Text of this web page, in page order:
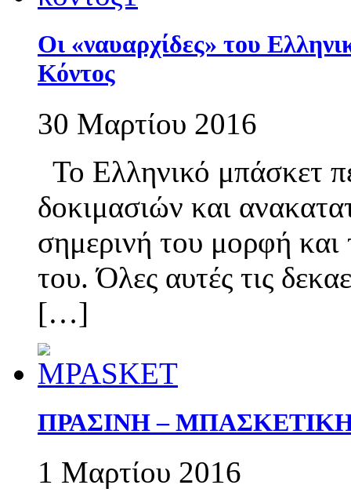
Οι «ναυαρχίδες» του
Κόντος
30 Μαρτίου 2016
Το Ελληνικό μπάσκετ
δοκιμασιών και
σημερινή του μορφή
του. Όλες αυτές τις
[…]
ΠΡΑΣΙΝΗ –
1 Μαρτίου 2016